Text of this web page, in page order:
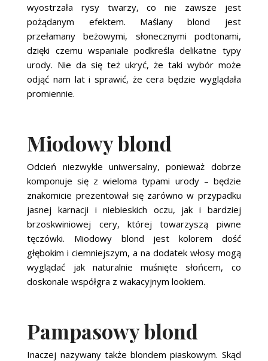
wyostrzała rysy twarzy, co nie zawsze jest
pożądanym efektem. Maślany blond jest
przełamany beżowymi, słonecznymi podtonami,
dzięki czemu wspaniale podkreśla delikatne typy
urody. Nie da się też ukryć, że taki wybór może
odjąć nam lat i sprawić, że cera będzie wyglądała
promiennie.
Miodowy blond
Odcień niezwykle uniwersalny, ponieważ dobrze
komponuje się z wieloma typami urody – będzie
znakomicie prezentował się zarówno w przypadku
jasnej karnacji i niebieskich oczu, jak i bardziej
brzoskwiniowej cery, której towarzyszą piwne
tęczówki. Miodowy blond jest kolorem dość
głębokim i ciemniejszym, a na dodatek włosy mogą
wyglądać jak naturalnie muśnięte słońcem, co
doskonale współgra z wakacyjnym lookiem.
Pampasowy blond
Inaczej nazywany także blondem piaskowym. Skąd